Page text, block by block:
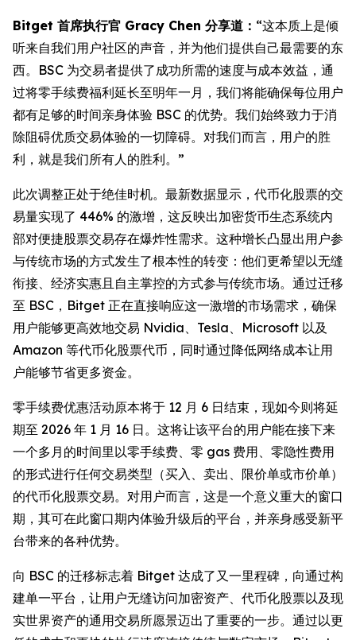
Bitget 首席执行官 Gracy Chen 分享道： “这本质上是倾
听来自我们用户社区的声音，并为他们提供自己最需要的东
西。BSC 为交易者提供了成功所需的速度与成本效益，通
过将零手续费福利延长至明年一月，我们将能确保每位用户
都有足够的时间亲身体验 BSC 的优势。我们始终致力于消
除阻碍优质交易体验的一切障碍。对我们而言，用户的胜
利，就是我们所有人的胜利。”
此次调整正处于绝佳时机。最新数据显示，代币化股票的交
易量实现了 446% 的激增，这反映出加密货币生态系统内
部对便捷股票交易存在爆炸性需求。这种增长凸显出用户参
与传统市场的方式发生了根本性的转变：他们更希望以无缝
衔接、经济实惠且自主掌控的方式参与传统市场。通过迁移
至 BSC，Bitget 正在直接响应这一激增的市场需求，确保
用户能够更高效地交易 Nvidia、Tesla、Microsoft 以及
Amazon 等代币化股票代币，同时通过降低网络成本让用
户能够节省更多资金。
零手续费优惠活动原本将于 12 月 6 日结束，现如今则将延
期至 2026 年 1 月 16 日。这将让该平台的用户能在接下来
一个多月的时间里以零手续费、零 gas 费用、零隐性费用
的形式进行任何交易类型（买入、卖出、限价单或市价单）
的代币化股票交易。对用户而言，这是一个意义重大的窗口
期，其可在此窗口期内体验升级后的平台，并亲身感受新平
台带来的各种优势。
向 BSC 的迁移标志着 Bitget 达成了又一里程碑，向通过构
建单一平台，让用户无缝访问加密资产、代币化股票以及现
实世界资产的通用交易所愿景迈出了重要的一步。通过以更